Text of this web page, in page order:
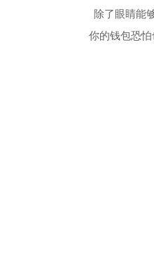
除了眼睛能
你的钱包恐怕